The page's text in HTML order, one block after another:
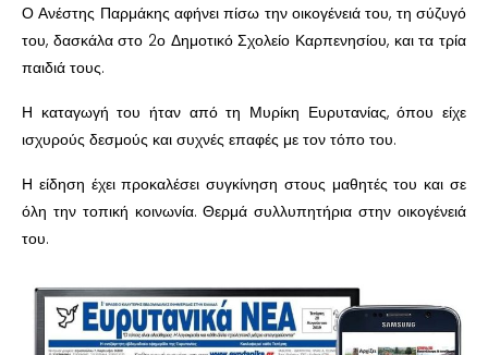
Ο Ανέστης Παρμάκης αφήνει πίσω την οικογένειά του, τη σύζυγό
του, δασκάλα στο 2ο Δημοτικό Σχολείο Καρπενησίου, και τα τρία
παιδιά τους.
Η καταγωγή του ήταν από τη Μυρίκη Ευρυτανίας, όπου είχε
ισχυρούς δεσμούς και συχνές επαφές με τον τόπο του.
Η είδηση έχει προκαλέσει συγκίνηση στους μαθητές του και σε
όλη την τοπική κοινωνία. Θερμά συλλυπητήρια στην οικογένειά
του.